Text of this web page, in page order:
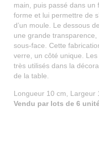
main, puis passé dans un
forme et lui permettre de
d’un moule. Le dessous
une grande transparence,
sous-face. Cette
verre, un côté unique.
très utilisés dans la
de la table.
Longueur 10 cm, Largeur
Vendu par lots de 6